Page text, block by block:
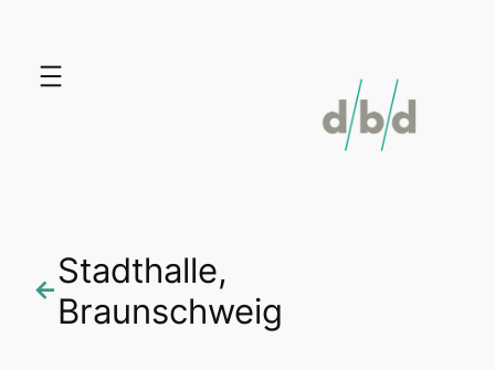
springen
←Stadthalle,
Braunschweig